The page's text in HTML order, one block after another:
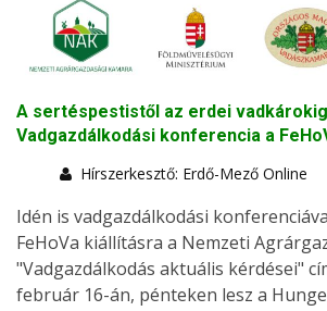
A sertéspestistől az erdei
Vadgazdálkodási konferencia a
Hírszerkesztő: Erdő-Mező Online
Idén is vadgazdálkodási
FeHoVa kiállításra a Nemzeti
"Vadgazdálkodás aktuális kérdései"
február 16-án, pénteken lesz a